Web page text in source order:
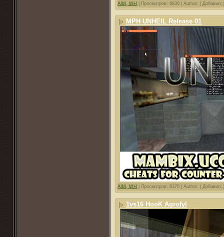
AIM, WH Просмотров: 8830 | Author: | Добавил:
MPH UNHEIL Release 01
AIM, WH Просмотров: 8370 | Author: | Добавил:
1vs16 HooK Agrofyl